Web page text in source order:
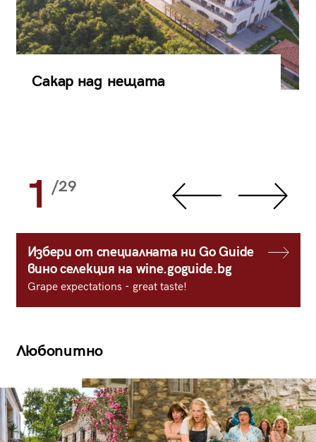
Сакар над нещата
1 /29
Избери от специалната ни Go Guide
вино селекция на wine.goguide.bg
Grape expectations - great taste!
Любопитно